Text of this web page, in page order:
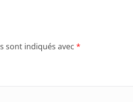
sont indiqués avec *